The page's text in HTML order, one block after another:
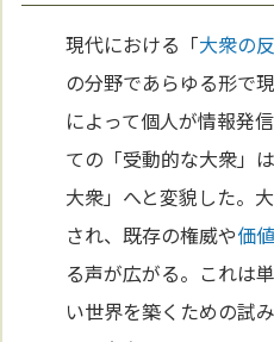
現代における「大衆の
の分野であらゆる形で
によって個人が情報発
ての「受動的な大衆」
大衆」へと変貌した。
され、既存の権威や価
る声が広がる。これは
い世界を築くための試